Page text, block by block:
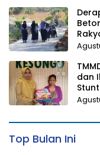
dan
Top Bulan Ini